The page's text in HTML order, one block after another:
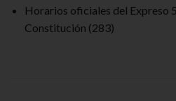
Horarios oficiales del Expreso
Constitución (283)